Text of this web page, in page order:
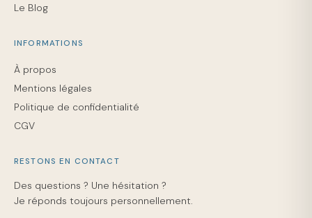
Le Blog
INFORMATIONS
À propos
Mentions légales
Politique de confidentialité
CGV
RESTONS EN CONTACT
Des questions ? Une hésitation ?
Je réponds toujours personnellement.